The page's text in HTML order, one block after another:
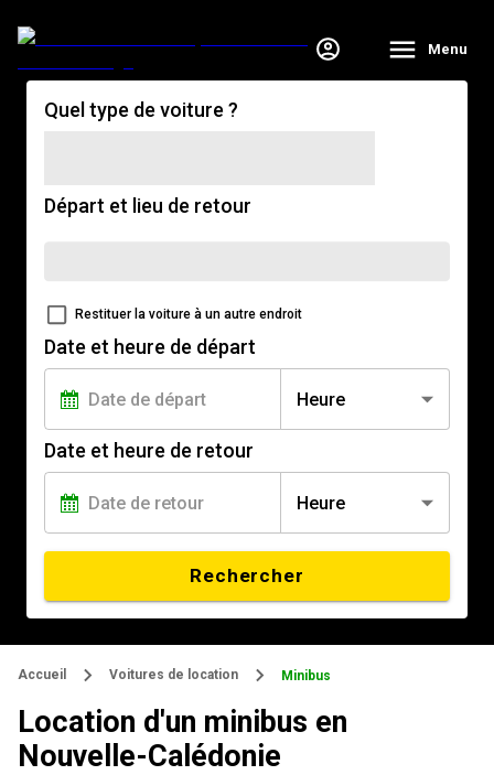
Menu
Quel type de voiture ?
Départ et lieu de retour
Restituer la voiture à un autre endroit
Date et heure de départ
Heure
Date et heure de retour
Heure
Rechercher
Accueil Voitures de location Minibus
Location d'un minibus en
Nouvelle-Calédonie